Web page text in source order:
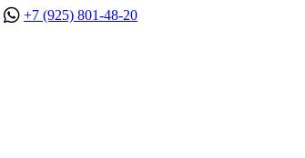
+7 (925) 801-48-20